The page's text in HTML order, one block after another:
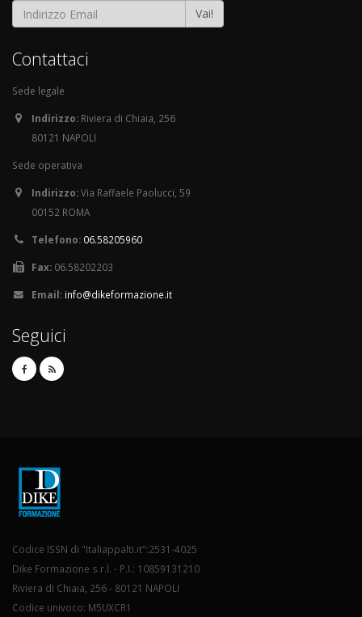
Vai!
Contattaci
Sede legale
Indirizzo: Riviera di Chiaia, 256
80121 NAPOLI
Sede operativa
Indirizzo:Via Raffaele Paolucci, 59
00152 ROMA
Telefono: 06.58205960
Fax: 06.58202203
Email: info@dikeformazione.it
Seguici
Codice ISSN di "Italiappalti.it":2531-4025
Dike Formazione s.r.l. - P.I.: 10859131210
Riviera di Chiaia, 256 - 80121 NAPOLI
Codice univoco: M5UXCR1